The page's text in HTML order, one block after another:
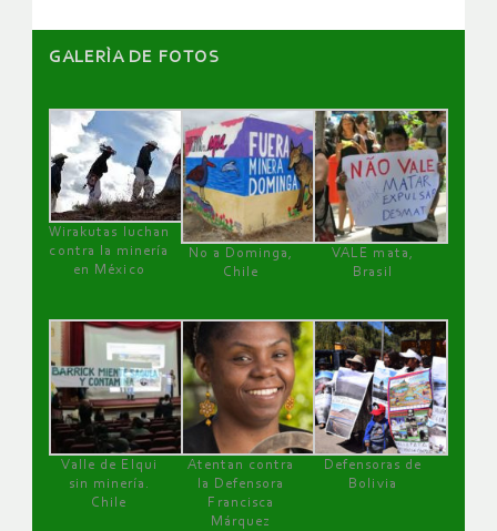
GALERÌA DE FOTOS
Wirakutas luchan
contra la minería
en México
No a Dominga,
Chile
VALE mata,
Brasil
Valle de Elqui
sin minería.
Chile
Atentan contra
la Defensora
Francisca
Márquez
Defensoras de
Bolivia